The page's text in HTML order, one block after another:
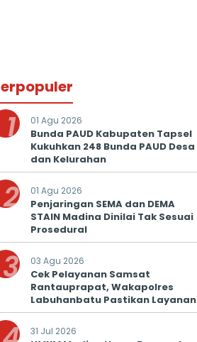
1 01 Agu 2026
Bunda PAUD Kabupaten Tapsel
Kukuhkan 248 Bunda PAUD Desa
dan Kelurahan
2 01 Agu 2026
Penjaringan SEMA dan DEMA
STAIN Madina Dinilai Tak Sesuai
Prosedural
3 03 Agu 2026
Cek Pelayanan Samsat
Rantauprapat, Wakapolres
Labuhanbatu Pastikan Layanan
Prima untuk Masyarakat
31 Jul 2026